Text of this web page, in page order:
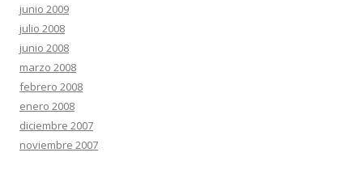
junio 2009
julio 2008
junio 2008
marzo 2008
febrero 2008
enero 2008
diciembre 2007
noviembre 2007